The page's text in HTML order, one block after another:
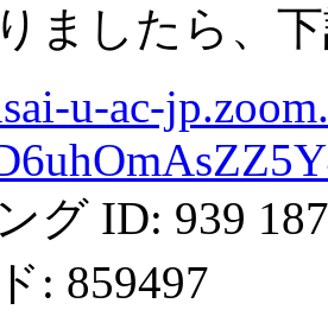
ましたら、
u-ac-
グ ID: 939
: 859497